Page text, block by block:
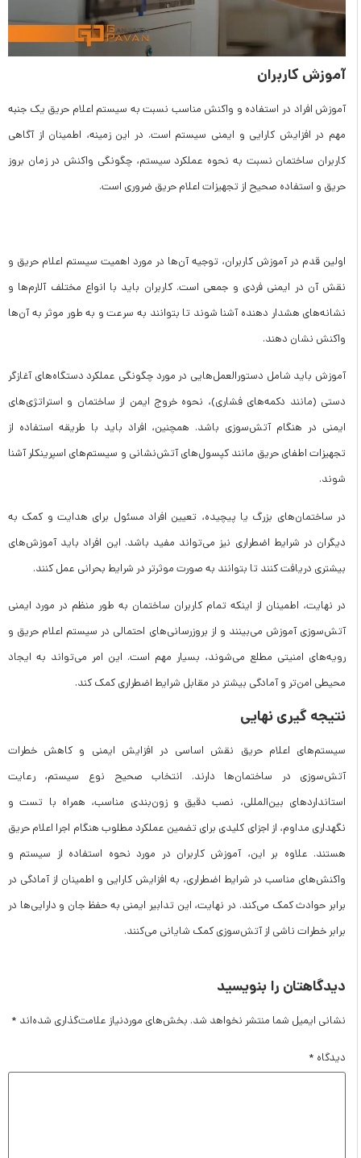
آموزش کاربران
آموزش افراد در استفاده و واکنش مناسب نسبت به سیستم اعلام حریق یک جنبه
مهم در افزایش کارایی و ایمنی سیستم است. در این زمینه، اطمینان از آگاهی
کاربران ساختمان نسبت به نحوه عملکرد سیستم، چگونگی واکنش در زمان بروز
حریق و استفاده صحیح از تجهیزات اعلام حریق ضروری است.
اولین قدم در آموزش کاربران، توجیه آن‌ها در مورد اهمیت سیستم اعلام حریق و
نقش آن در ایمنی فردی و جمعی است. کاربران باید با انواع مختلف آلارم‌ها و
نشانه‌های هشدار دهنده آشنا شوند تا بتوانند به سرعت و به طور موثر به آن‌ها
واکنش نشان دهند.
آموزش باید شامل دستورالعمل‌هایی در مورد چگونگی عملکرد دستگاه‌های آغازگر
دستی (مانند دکمه‌های فشاری)، نحوه خروج ایمن از ساختمان و استراتژی‌های
ایمنی در هنگام آتش‌سوزی باشد. همچنین، افراد باید با طریقه استفاده از
تجهیزات اطفای حریق مانند کپسول‌های آتش‌نشانی و سیستم‌های اسپرینکلر آشنا
شوند.
در ساختمان‌های بزرگ یا پیچیده، تعیین افراد مسئول برای هدایت و کمک به
دیگران در شرایط اضطراری نیز می‌تواند مفید باشد. این افراد باید آموزش‌های
بیشتری دریافت کنند تا بتوانند به صورت موثرتر در شرایط بحرانی عمل کنند.
در نهایت، اطمینان از اینکه تمام کاربران ساختمان به طور منظم در مورد ایمنی
آتش‌سوزی آموزش می‌بینند و از بروزرسانی‌های احتمالی در سیستم اعلام حریق و
رویه‌های امنیتی مطلع می‌شوند، بسیار مهم است. این امر می‌تواند به ایجاد
محیطی امن‌تر و آمادگی بیشتر در مقابل شرایط اضطراری کمک کند.
نتیجه گیری نهایی
سیستم‌های اعلام حریق نقش اساسی در افزایش ایمنی و کاهش خطرات
آتش‌سوزی در ساختمان‌ها دارند. انتخاب صحیح نوع سیستم، رعایت
استانداردهای بین‌المللی، نصب دقیق و زون‌بندی مناسب، همراه با تست و
نگهداری مداوم، از اجزای کلیدی برای تضمین عملکرد مطلوب هنگام اجرا اعلام حریق
هستند. علاوه بر این، آموزش کاربران در مورد نحوه استفاده از سیستم و
واکنش‌های مناسب در شرایط اضطراری، به افزایش کارایی و اطمینان از آمادگی در
برابر حوادث کمک می‌کند. در نهایت، این تدابیر ایمنی به حفظ جان و دارایی‌ها در
برابر خطرات ناشی از آتش‌سوزی کمک شایانی می‌کنند.
دیدگاهتان را بنویسید
نشانی ایمیل شما منتشر نخواهد شد.بخش‌های موردنیاز علامت‌گذاری شده‌اند*
دیدگاه*